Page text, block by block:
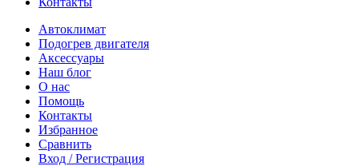
Автоклимат
Подогрев двигателя
Аксессуары
Наш блог
О нас
Помощь
Контакты
Избранное
Сравнить
Вход / Регистрация